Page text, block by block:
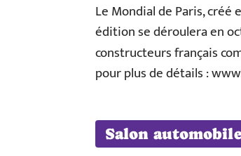
Le Mondial de Paris, créé
édition se déroulera en
constructeurs français
pour plus de détails :
Salon